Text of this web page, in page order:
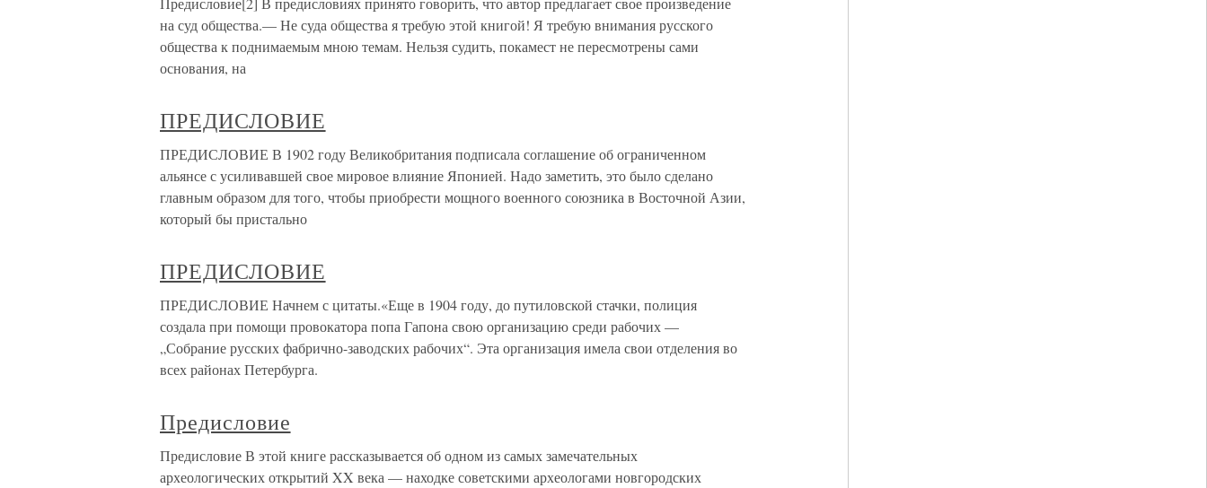
на суд общества.— Не суда общества я требую этой книгой! Я требую внимания русского
общества к поднимаемым мною темам. Нельзя судить, покамест не пересмотрены сами
основания, на
ПРЕДИСЛОВИЕ
ПРЕДИСЛОВИЕ В 1902 году Великобритания подписала соглашение об ограниченном
альянсе с усиливавшей свое мировое влияние Японией. Надо заметить, это было сделано
главным образом для того, чтобы приобрести мощного военного союзника в Восточной Азии,
который бы пристально
ПРЕДИСЛОВИЕ
ПРЕДИСЛОВИЕ Начнем с цитаты.«Еще в 1904 году, до путиловской стачки, полиция
создала при помощи провокатора попа Гапона свою организацию среди рабочих —
„Собрание русских фабрично-заводских рабочих“. Эта организация имела свои отделения во
всех районах Петербурга.
Предисловие
Предисловие В этой книге рассказывается об одном из самых замечательных
археологических открытий XX века — находке советскими археологами новгородских